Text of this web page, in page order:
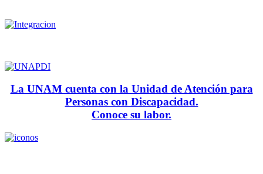
La UNAM cuenta con la Unidad de Atención para
Personas con Discapacidad.
Conoce su labor.